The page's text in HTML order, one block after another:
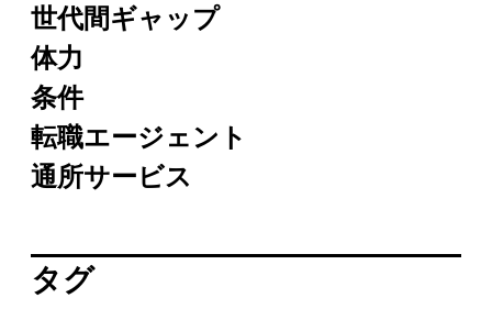
世代間ギャップ
体力
条件
転職エージェント
通所サービス
タグ